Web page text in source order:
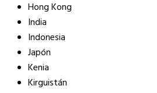
Hong Kong
India
Indonesia
Japón
Kenia
Kirguistán